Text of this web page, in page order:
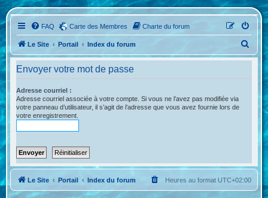
FAQ Carte des Membres Charte du forum
Le Site Portail Index du forum
e
Envoyer votre mot de passe
Adresse courriel :
Adresse courriel associée à votre compte. Si vous ne l’avez pas modifiée via
votre panneau d’utilisateur, il s’agit de l’adresse que vous avez fournie lors de
votre enregistrement.
Le Site Portail Index du forum Heures au format UTC+02:00